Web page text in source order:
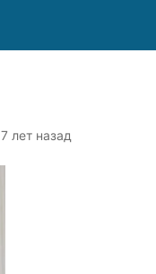
7 лет назад